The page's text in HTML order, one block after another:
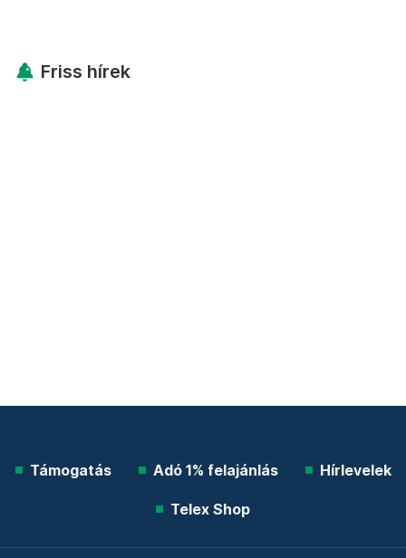
Friss hírek
Támogatás Adó 1% felajánlás Hírlevelek
Telex Shop